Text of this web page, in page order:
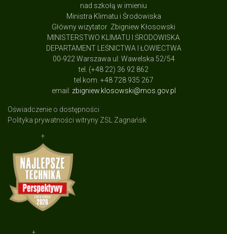
nad szkołą w imieniu
Ministra Klimatu i Środowiska
Główny wizytator Zbigniew Kłosowski
MINISTERSTWO KLIMATU I ŚRODOWISKA
DEPARTAMENT LEŚNICTWA I ŁOWIECTWA
00-922 Warszawa ul: Wawelska 52/54
tel. (+48 22) 36 92 862
tel.kom. +48 728 935 267
email: zbigniew.klosowski@mos.gov.pl
Oświadczenie o dostępności
Polityka prywatności witryny ZSL Zagnańsk
+
+